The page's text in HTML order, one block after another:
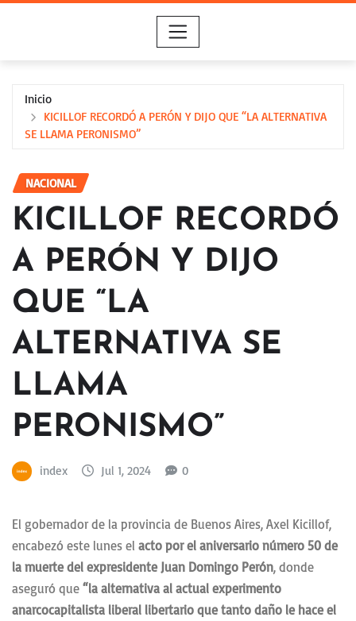
Inicio
KICILLOF RECORDÓ A PERÓN Y DIJO QUE “LA ALTERNATIVA
SE LLAMA PERONISMO”
NACIONAL
KICILLOF RECORDÓ
A PERÓN Y DIJO
QUE “LA
ALTERNATIVA SE
LLAMA
PERONISMO”
index Jul 1, 2024 0
El gobernador de la provincia de Buenos Aires, Axel Kicillof,
encabezó este lunes el acto por el aniversario número 50 de
la muerte del expresidente Juan Domingo Perón, donde
aseguró que “la alternativa al actual experimento
anarcocapitalista liberal libertario que tanto daño le hace el